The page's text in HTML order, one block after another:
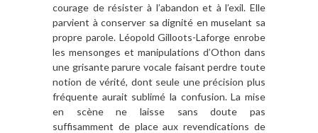
courage de résister à l’abandon et à l’exil. Elle
parvient à conserver sa dignité en muselant sa
propre parole. Léopold Gilloots-Laforge enrobe
les mensonges et manipulations d’Othon dans
une grisante parure vocale faisant perdre toute
notion de vérité, dont seule une précision plus
fréquente aurait sublimé la confusion. La mise
en scène ne laisse sans doute pas
suffisamment de place aux revendications de